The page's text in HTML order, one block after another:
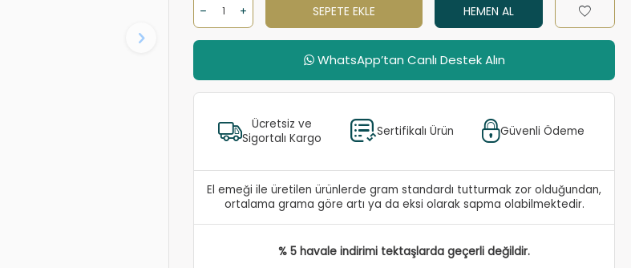
SEPETE EKLE HEMEN AL
WhatsApp’tan Canlı Destek Alın
Ücretsiz ve
Sigortalı Kargo
Sertifikalı Ürün Güvenli Ödeme
El emeği ile üretilen ürünlerde gram standardı tutturmak zor olduğundan,
ortalama grama göre artı ya da eksi olarak sapma olabilmektedir.
% 5 havale indirimi tektaşlarda geçerli değildir.